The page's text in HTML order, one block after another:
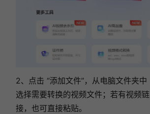
2、点击 “添加文件”，从电脑文件夹中
选择需要转换的视频文件；若有视频链
接，也可直接粘贴。